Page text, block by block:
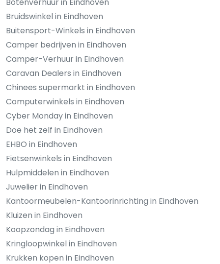
Bruidswinkel in Eindhoven
Buitensport-Winkels in Eindhoven
Camper bedrijven in Eindhoven
Camper-Verhuur in Eindhoven
Caravan Dealers in Eindhoven
Chinees supermarkt in Eindhoven
Computerwinkels in Eindhoven
Cyber Monday in Eindhoven
Doe het zelf in Eindhoven
EHBO in Eindhoven
Fietsenwinkels in Eindhoven
Hulpmiddelen in Eindhoven
Juwelier in Eindhoven
Kantoormeubelen-Kantoorinrichting in Eindhoven
Kluizen in Eindhoven
Koopzondag in Eindhoven
Kringloopwinkel in Eindhoven
Krukken kopen in Eindhoven